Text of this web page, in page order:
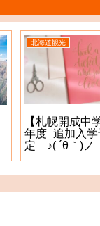
北海道観光
【札幌開成中
年度_追加入
定 ♪( ´θ｀)ノ